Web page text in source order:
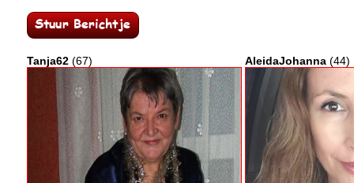
Tanja62 (67) AleidaJohanna (44)